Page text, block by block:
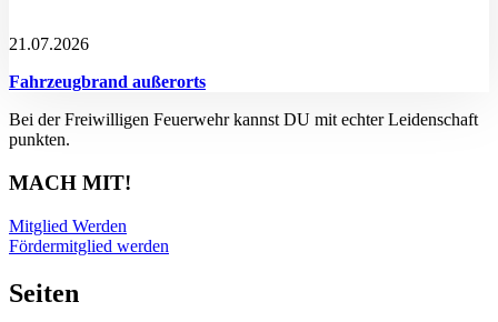
21.07.2026
Fahrzeugbrand außerorts
Bei der Freiwilligen Feuerwehr kannst DU mit echter Leidenschaft
punkten.
MACH MIT!
Mitglied Werden
Fördermitglied werden
Seiten